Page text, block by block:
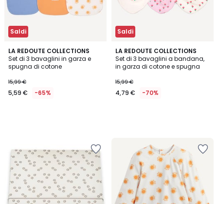
Saldi
LA REDOUTE COLLECTIONS
Set di 3 bavaglini in garza e
spugna di cotone
15,99 €
5,59 € -65%
Saldi
LA REDOUTE COLLECTIONS
Set di 3 bavaglini a bandana,
in garza di cotone e spugna
15,99 €
4,79 € -70%